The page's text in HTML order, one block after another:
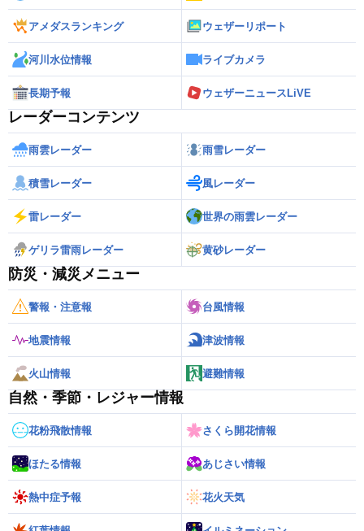
アメダスランキング ウェザーリポート
河川水位情報 ライブカメラ
長期予報 ウェザーニュースLiVE
レーダーコンテンツ
雨雲レーダー 雨雪レーダー
積雪レーダー 風レーダー
雷レーダー 世界の雨雲レーダー
ゲリラ雷雨レーダー 黄砂レーダー
防災・減災メニュー
警報・注意報 台風情報
地震情報 津波情報
火山情報 避難情報
自然・季節・レジャー情報
花粉飛散情報 さくら開花情報
ほたる情報 あじさい情報
熱中症予報 花火天気